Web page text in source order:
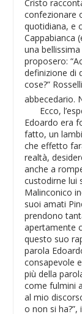
Cristo
confezionare
quotidiana, e
Cappabianca
una
proposero:
definizione di
cose?”
abbecedario.
Ecco,
Edoardo era
fatto, un
che effetto
realtà,
anche a
custodirne lui
Malinconico
suoi amati
prendono
apertamente
questo suo
parola
consapevole
più della
come fulmini
al mio
o non si ha?”,